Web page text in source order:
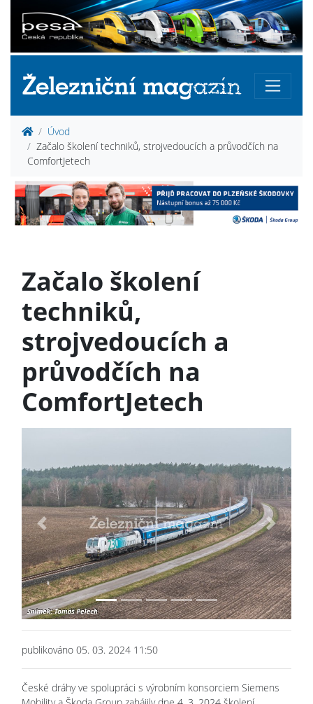
Úvod
Začalo školení techniků, strojvedoucích a průvodčích na
ComfortJetech
Začalo školení
techniků,
strojvedoucích a
průvodčích na
ComfortJetech
Previous Next
publikováno 05. 03. 2024 11:50
České dráhy ve spolupráci s výrobním konsorciem Siemens